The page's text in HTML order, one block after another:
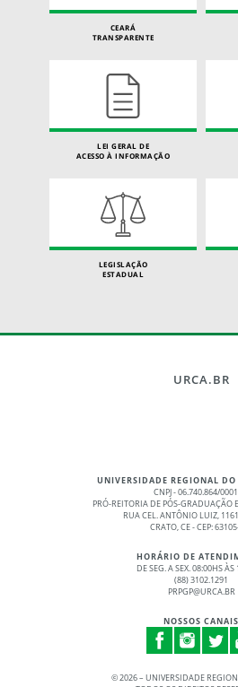
CEARÁ
TRANSPARENTE
LEI GERAL DE
ACESSO À INFORMAÇÃO
LEGISLAÇÃO
ESTADUAL
URCA.BR
UNIVERSIDADE REGIONAL
CNPJ - 06.740.864/
PRÓ-REITORIA DE PÓS-GRADUAÇÃO
RUA CEL. ANTÔNIO LUIZ,
CRATO, CE - CEP:
HORÁRIO DE
DE SEG. A SEX. 08:00HS ÀS
(88) 3102.1291
PRPGP@URCA.BR
NOSSOS CANAIS
©2026 – UNIVERSIDADE